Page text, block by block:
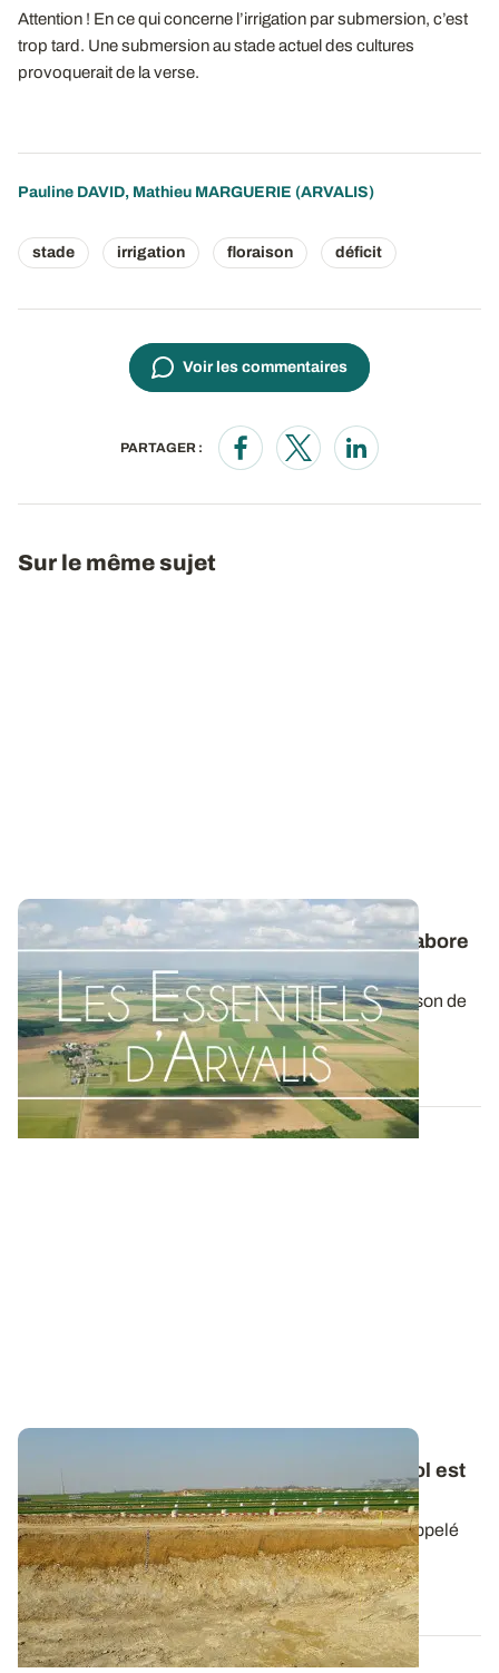
Attention ! En ce qui concerne l’irrigation par submersion, c’est
trop tard. Une submersion au stade actuel des cultures
provoquerait de la verse.
Pauline DAVID, Mathieu MARGUERIE (ARVALIS)
stade irrigation floraison déficit
Voir les commentaires
PARTAGER :
Opens in a new window
Opens in a new window
Opens in a new
Sur le même sujet
Les Essentiels d’ARVALIS
- Comment s’élabore
le rendement des céréales à paille ?
Le rendement des céréales à paille est la combinaison de
plusieurs composantes : densité...
09 JUIN 2022
RU : seule une partie de l’eau du sol est
facilement exploitée par les plantes
Le stock d’eau du sol utilisable par les plantes est appelé
réservoir utilisable en eau -...
30 AVR. 2026